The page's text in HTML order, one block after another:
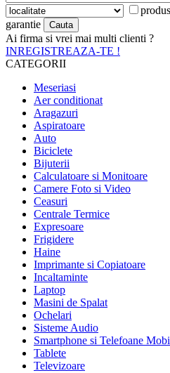
garantie
Ai firma si vrei mai multi clienti ?
INREGISTREAZA-TE !
CATEGORII
Meseriasi
Aer conditionat
Aragazuri
Aspiratoare
Auto
Biciclete
Bijuterii
Calculatoare si Monitoare
Camere Foto si Video
Ceasuri
Centrale Termice
Expresoare
Frigidere
Haine
Imprimante si Copiatoare
Incaltaminte
Laptop
Masini de Spalat
Ochelari
Sisteme Audio
Smartphone si Telefoane
Tablete
Televizoare